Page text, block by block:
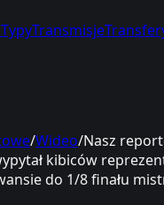
TypyTransmisje
/Wideo/Nasz
kibiców
do 1/8 finału